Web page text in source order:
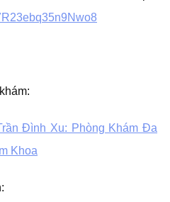
Đình Xu: Phòng Khám Đa
Khoa